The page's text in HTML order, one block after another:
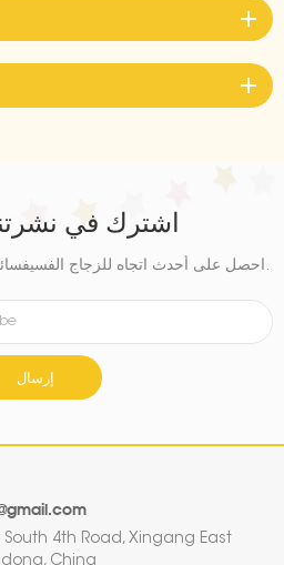
اشترك في
احصل على أحدث اتجاه للزجاج الفسيفسائي في صندوق الوارد الخاص بك.
إرسال
South 4th Road, Xingang East
China